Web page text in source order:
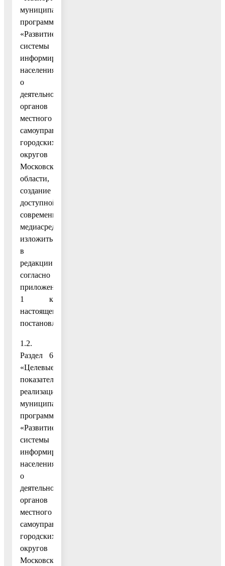
муниципальной
программы
«Развитие
системы
информирования
населения
о
деятельности
органов
местного
самоуправления
городских
округов
Московской
области,
создание
доступной
современной
медиасреды»
изложить
в
редакции
согласно
приложению
1 к
настоящему
постановлению;
1.2.
Раздел 6
«Целевые
показатели
реализации
муниципальной
программы
«Развитие
системы
информирования
населения
о
деятельности
органов
местного
самоуправления
городских
округов
Московской